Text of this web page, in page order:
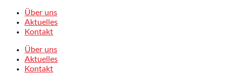
Über uns
Aktuelles
Kontakt
Über uns
Aktuelles
Kontakt